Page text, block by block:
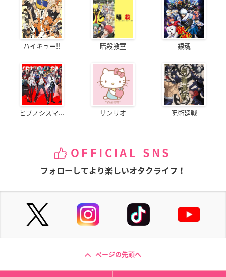
ハイキュー!! 暗殺教室 銀魂
ヒプノシスマ... サンリオ 呪術廻戦
OFFICIAL SNS
フォローしてより楽しいオタクライフ！
ページの先頭へ